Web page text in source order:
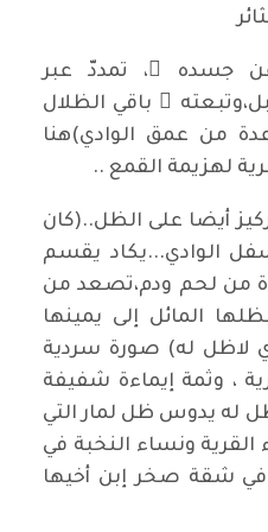
جسده ِ، تمددّ عبر
باقي الظلال
من عمق الوادي)هنا
لهزيمة القمع ..
أيضا على الظل..(كان
الوادي...يكاد يقسم
من لحم ودم،تصعد من
المائل إلى يمينها
لاظل له) صورة سردية
، وثمة إيماءة شفيفة
له يدوس ظل لمار التي
ونساء النخبة في
في شقة صخر إبن أخيها